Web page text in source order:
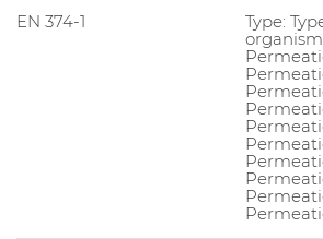
EN 374-1
Type: